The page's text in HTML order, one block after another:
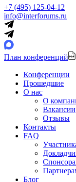
+7 (495) 125-04-12
info@interforums.ru
План конференций
Конференции
Прошедшие
О нас
О
Вакансии
Отзывы
Контакты
FAQ
Блог